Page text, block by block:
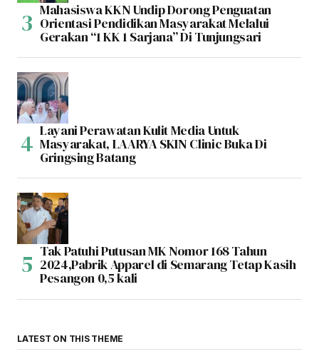
Mahasiswa KKN Undip Dorong Penguatan
Orientasi Pendidikan Masyarakat Melalui
Gerakan “1 KK 1 Sarjana” Di Tunjungsari
Layani Perawatan Kulit Media Untuk
Masyarakat, LAARYA SKIN Clinic Buka Di
Gringsing Batang
Tak Patuhi Putusan MK Nomor 168 Tahun
2024,Pabrik Apparel di Semarang Tetap Kasih
Pesangon 0,5 kali
LATEST ON THIS THEME